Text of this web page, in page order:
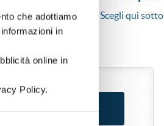
che adottiamo
in
online in
Policy.
corso senza fare login. Scegli qui sotto
o come privato.